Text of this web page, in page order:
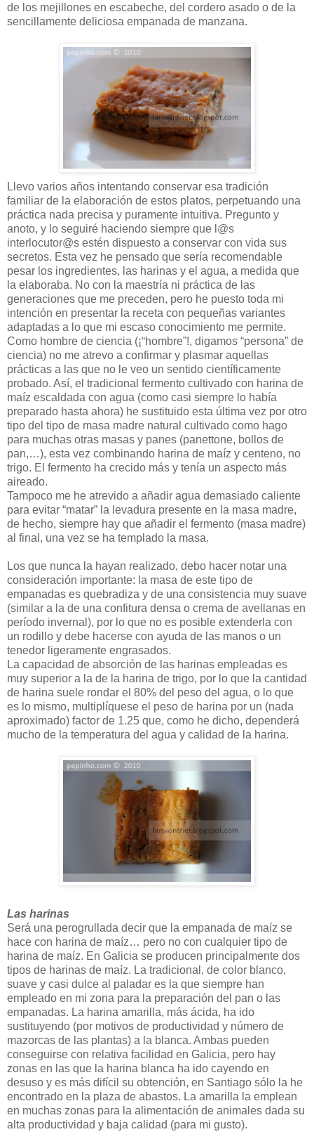
de los mejillones en escabeche, del cordero asado o de la
sencillamente deliciosa empanada de manzana.
Llevo varios años intentando conservar esa tradición
familiar de la elaboración de estos platos, perpetuando una
práctica nada precisa y puramente intuitiva. Pregunto y
anoto, y lo seguiré haciendo siempre que l@s
interlocutor@s estén dispuesto a conservar con vida sus
secretos. Esta vez he pensado que sería recomendable
pesar los ingredientes, las harinas y el agua, a medida que
la elaboraba. No con la maestría ni práctica de las
generaciones que me preceden, pero he puesto toda mi
intención en presentar la receta con pequeñas variantes
adaptadas a lo que mi escaso conocimiento me permite.
Como hombre de ciencia (¡“hombre”!, digamos “persona” de
ciencia) no me atrevo a confirmar y plasmar aquellas
prácticas a las que no le veo un sentido científicamente
probado. Así, el tradicional fermento cultivado con harina de
maíz escaldada con agua (como casi siempre lo había
preparado hasta ahora) he sustituido esta última vez por otro
tipo del tipo de masa madre natural cultivado como hago
para muchas otras masas y panes (panettone, bollos de
pan,…), esta vez combinando harina de maíz y centeno, no
trigo. El fermento ha crecido más y tenía un aspecto más
aireado.
Tampoco me he atrevido a añadir agua demasiado caliente
para evitar “matar” la levadura presente en la masa madre,
de hecho, siempre hay que añadir el fermento (masa madre)
al final, una vez se ha templado la masa.
Los que nunca la hayan realizado, debo hacer notar una
consideración importante: la masa de este tipo de
empanadas es quebradiza y de una consistencia muy suave
(similar a la de una confitura densa o crema de avellanas en
período invernal), por lo que no es posible extenderla con
un rodillo y debe hacerse con ayuda de las manos o un
tenedor ligeramente engrasados.
La capacidad de absorción de las harinas empleadas es
muy superior a la de la harina de trigo, por lo que la cantidad
de harina suele rondar el 80% del peso del agua, o lo que
es lo mismo, multiplíquese el peso de harina por un (nada
aproximado) factor de 1.25 que, como he dicho, dependerá
mucho de la temperatura del agua y calidad de la harina.
Las harinas
Será una perogrullada decir que la empanada de maíz se
hace con harina de maíz… pero no con cualquier tipo de
harina de maíz. En Galicia se producen principalmente dos
tipos de harinas de maíz. La tradicional, de color blanco,
suave y casi dulce al paladar es la que siempre han
empleado en mi zona para la preparación del pan o las
empanadas. La harina amarilla, más ácida, ha ido
sustituyendo (por motivos de productividad y número de
mazorcas de las plantas) a la blanca. Ambas pueden
conseguirse con relativa facilidad en Galicia, pero hay
zonas en las que la harina blanca ha ido cayendo en
desuso y es más difícil su obtención, en Santiago sólo la he
encontrado en la plaza de abastos. La amarilla la emplean
en muchas zonas para la alimentación de animales dada su
alta productividad y baja calidad (para mi gusto).